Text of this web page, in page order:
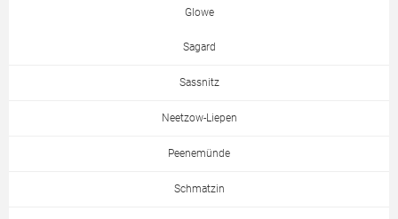
Glowe
Sagard
Sassnitz
Neetzow-Liepen
Peenemünde
Schmatzin